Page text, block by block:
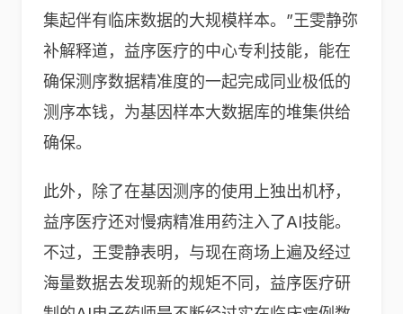
集起伴有临床数据的大规模样本。”王雯静弥
补解释道，益序医疗的中心专利技能，能在
确保测序数据精准度的一起完成同业极低的
测序本钱，为基因样本大数据库的堆集供给
确保。
此外，除了在基因测序的使用上独出机杼，
益序医疗还对慢病精准用药注入了AI技能。
不过，王雯静表明，与现在商场上遍及经过
海量数据去发现新的规矩不同，益序医疗研